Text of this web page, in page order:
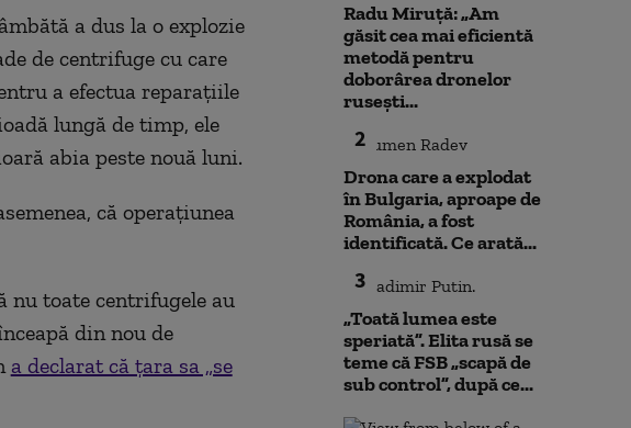
a dus la o explozie
de centrifuge cu care
a efectua reparațiile
lungă de timp, ele
abia peste nouă luni.
că operațiunea
nu toate centrifugele au
din nou de
a declarat că țara sa „se
Radu Miruță: „Am
găsit cea mai eficientă
metodă pentru
doborârea dronelor
rusești...
2
Drona care a explodat
în Bulgaria, aproape de
România, a fost
identificată. Ce arată...
3
„Toată lumea este
speriată”. Elita rusă se
teme că FSB „scapă de
sub control”, după ce...